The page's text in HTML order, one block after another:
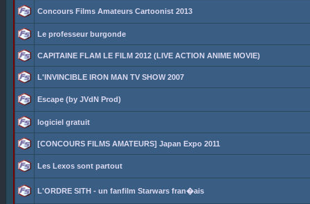
Concours Films Amateurs Cartoonist 2013
Le professeur burgonde
CAPITAINE FLAM LE FILM 2012 (LIVE ACTION ANIME MOVIE)
L'INVINCIBLE IRON MAN TV SHOW 2007
Escape (by JVdN Prod)
logiciel gratuit
[CONCOURS FILMS AMATEURS] Japan Expo 2011
Les Lexos sont partout
L'ORDRE SITH - un fanfilm Starwars fran�ais